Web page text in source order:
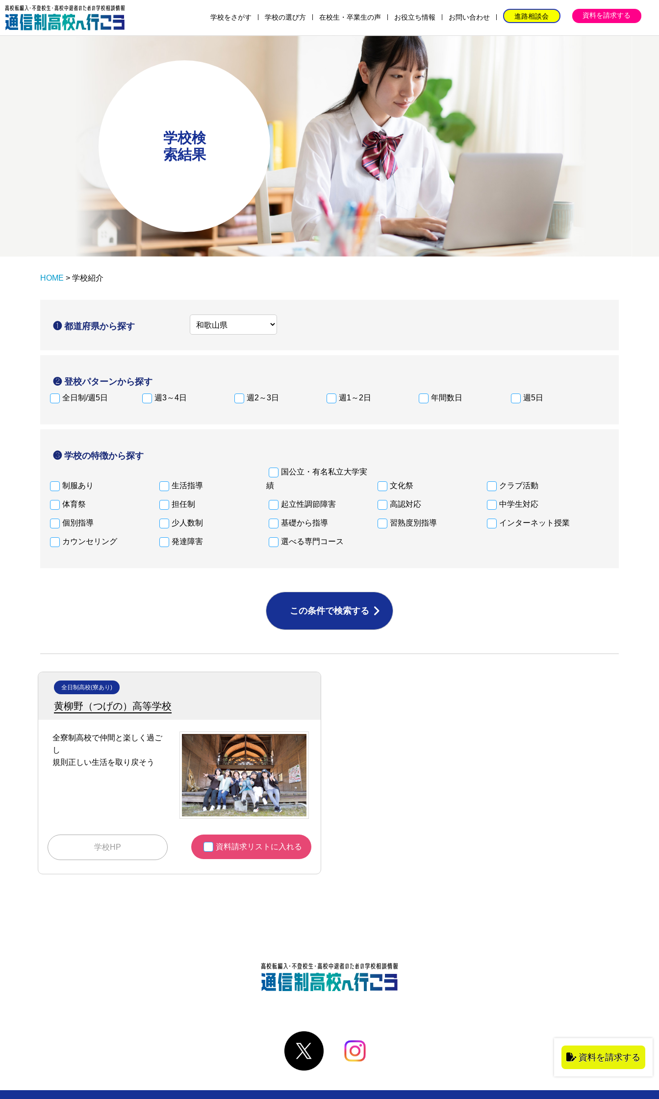
学校をさがす 学校の選び方
の
仕
組
み
校
の
仕
組
み
の
仕
組
み
の
仕
組
み
金
の
仕
組
み
め
の
学
校
選
び
在校生・卒業生の声 お役立ち情報 お問い合わせ 進路相談会 資料を請求する
学校検
索結果
HOME > 学校紹介
❶ 都道府県から探す
❷ 登校パターンから探す
全日制/週5日 週3～4日 週2～3日 週1～2日 年間数日 週5日
❸ 学校の特徴から探す
制服あり 生活指導
国公立・有名私立大学実
績
文化祭 クラブ活動
体育祭 担任制 起立性調節障害 高認対応 中学生対応
個別指導 少人数制 基礎から指導 習熟度別指導 インターネット授業
カウンセリング 発達障害 選べる専門コース
この条件で検索する
資料を請求する
全日制高校(寮あり)
黄柳野（つげの）高等学校
全寮制高校で仲間と楽しく過ご
し
規則正しい生活を取り戻そう
学校HP 資料請求リストに入れる